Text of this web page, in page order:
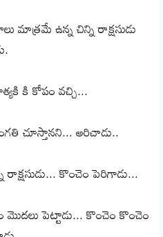
మాత్రమే ఉన్న చిన్ని రాక్షసుడు
కి కోపం వచ్చి...
చూస్తానని... అరిచాడు..
రాక్షసుడు... కొంచెం పెరిగాడు...
మొదలు పెట్టాడు... కొంచెం కొంచెం